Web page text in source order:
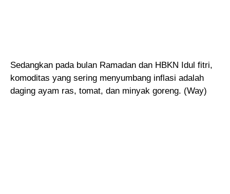
Sedangkan pada bulan Ramadan dan HBKN Idul fitri,
komoditas yang sering menyumbang inflasi adalah
daging ayam ras, tomat, dan minyak goreng. (Way)